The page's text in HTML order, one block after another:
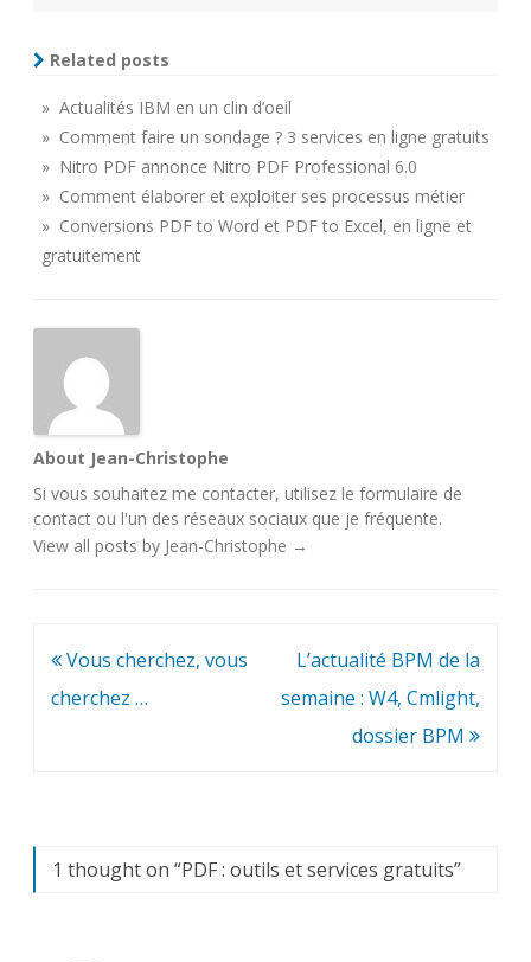
Related posts
» Actualités IBM en un clin d’oeil
» Comment faire un sondage ? 3 services en ligne gratuits
» Nitro PDF annonce Nitro PDF Professional 6.0
» Comment élaborer et exploiter ses processus métier
» Conversions PDF to Word et PDF to Excel, en ligne et
gratuitement
About Jean-Christophe
Si vous souhaitez me contacter, utilisez le formulaire de
contact ou l'un des réseaux sociaux que je fréquente.
View all posts by Jean-Christophe →
Navigation
de
Vous cherchez, vous
cherchez …
L’actualité BPM de la
semaine : W4, Cmlight,
dossier BPM
1 thought on “PDF : outils et services gratuits”